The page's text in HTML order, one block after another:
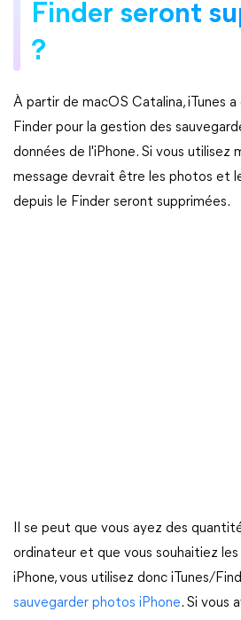
Finder seront
?
À partir de macOS Catalina, iTunes
Finder pour la gestion des
données de l'iPhone. Si vous utilisez
message devrait être les photos et
depuis le Finder seront supprimées.
Il se peut que vous ayez des
ordinateur et que vous souhaitiez
iPhone, vous utilisez donc iTunes/
sauvegarder photos iPhone. Si vous